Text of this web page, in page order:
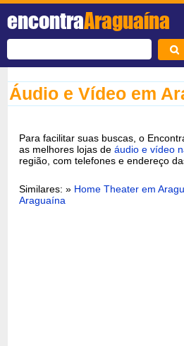
encontraAraguaína
Áudio e Vídeo em
Para facilitar suas buscas, o
as melhores lojas deáudio e vídeo
região, com telefones e endereço
Similares: » Home Theater em
Araguaína